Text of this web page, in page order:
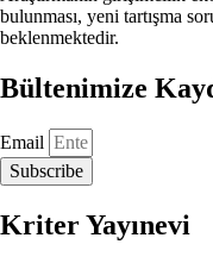
bulunması, yeni tartışma
beklenmektedir.
Bültenimize
Email
Subscribe
Kriter Yayınevi